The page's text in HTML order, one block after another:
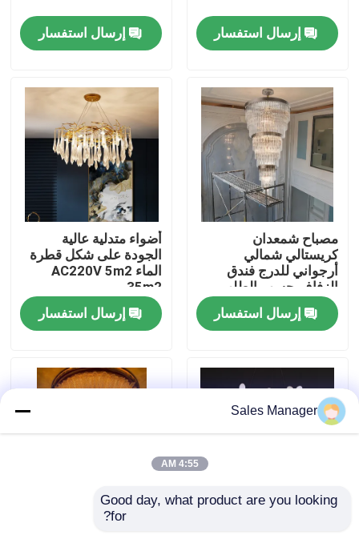
المنتجات
جولة في المصنع
مراقبة الجودة
اتصل بنا
اطلب اقتباس
أضواء الثريا المعلقة
إرسال استفسار إرسال استفسار
مصباح شمعدان
كريستالي شمالي
أرجواني للدرج فندق
الزفاف حسب الطلب
الردهة الكبيرة
إرسال استفسار
أضواء متدلية عالية
الجودة على شكل قطرة
الماء AC220V 5m2
-35m2
إرسال استفسار
ثريا كريستال فاخرة
Sales Manager
4:55 AM
Good day, what product are you looking
for?